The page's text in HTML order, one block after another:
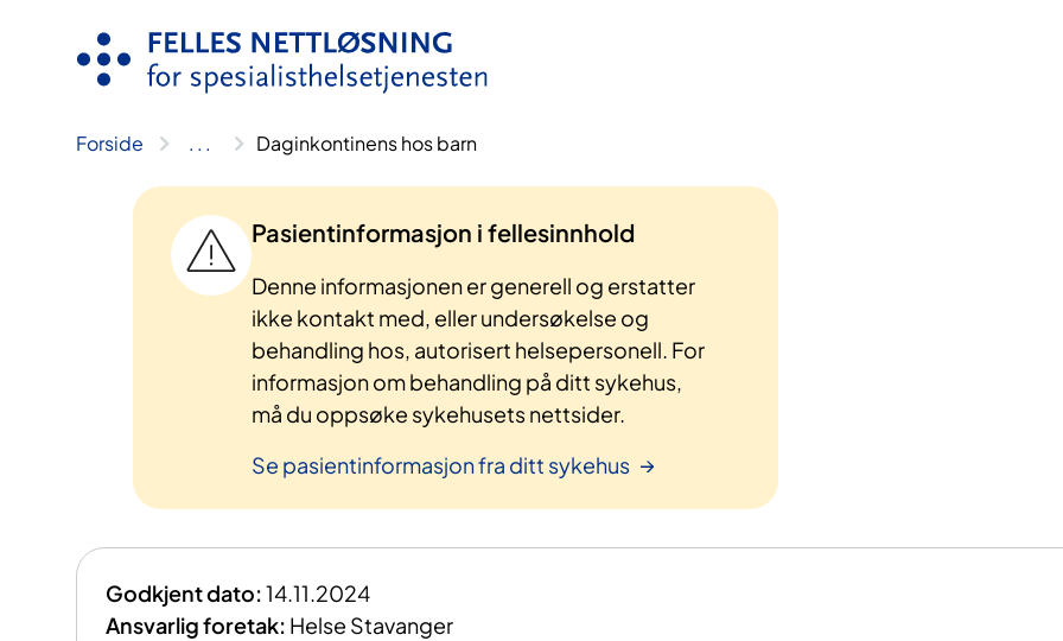
Forside .. . Daginkontinens hos barn
Pasientinformasjon i fellesinnhold
Denne informasjonen er generell og erstatter
ikke kontakt med, eller undersøkelse og
behandling hos, autorisert helsepersonell. For
informasjon om behandling på ditt sykehus,
må du oppsøke sykehusets nettsider.
Se pasientinformasjon fra ditt sykehus
Godkjent dato:14.11.2024
Ansvarlig foretak: Helse Stavanger